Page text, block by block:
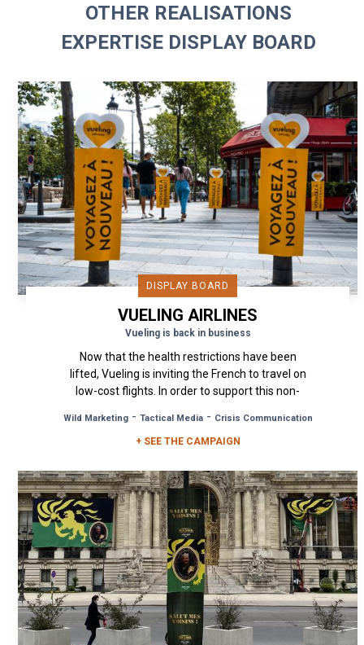
OTHER REALISATIONS
EXPERTISE DISPLAY BOARD
DISPLAY BOARD
VUELING AIRLINES
Vueling is back in business
Now that the health restrictions have been
lifted, Vueling is inviting the French to travel on
low-cost flights. In order to support this non-
Wild Marketing- Tactical Media- Crisis Communication
+ SEE THE CAMPAIGN